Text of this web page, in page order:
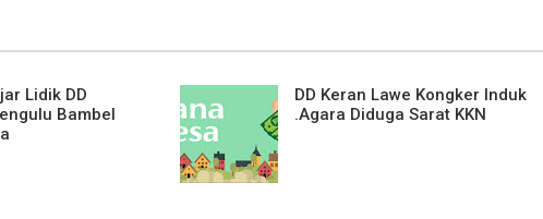
Lidik DD
Bambel
DD Keran Lawe Kongker Induk
.Agara Diduga Sarat KKN